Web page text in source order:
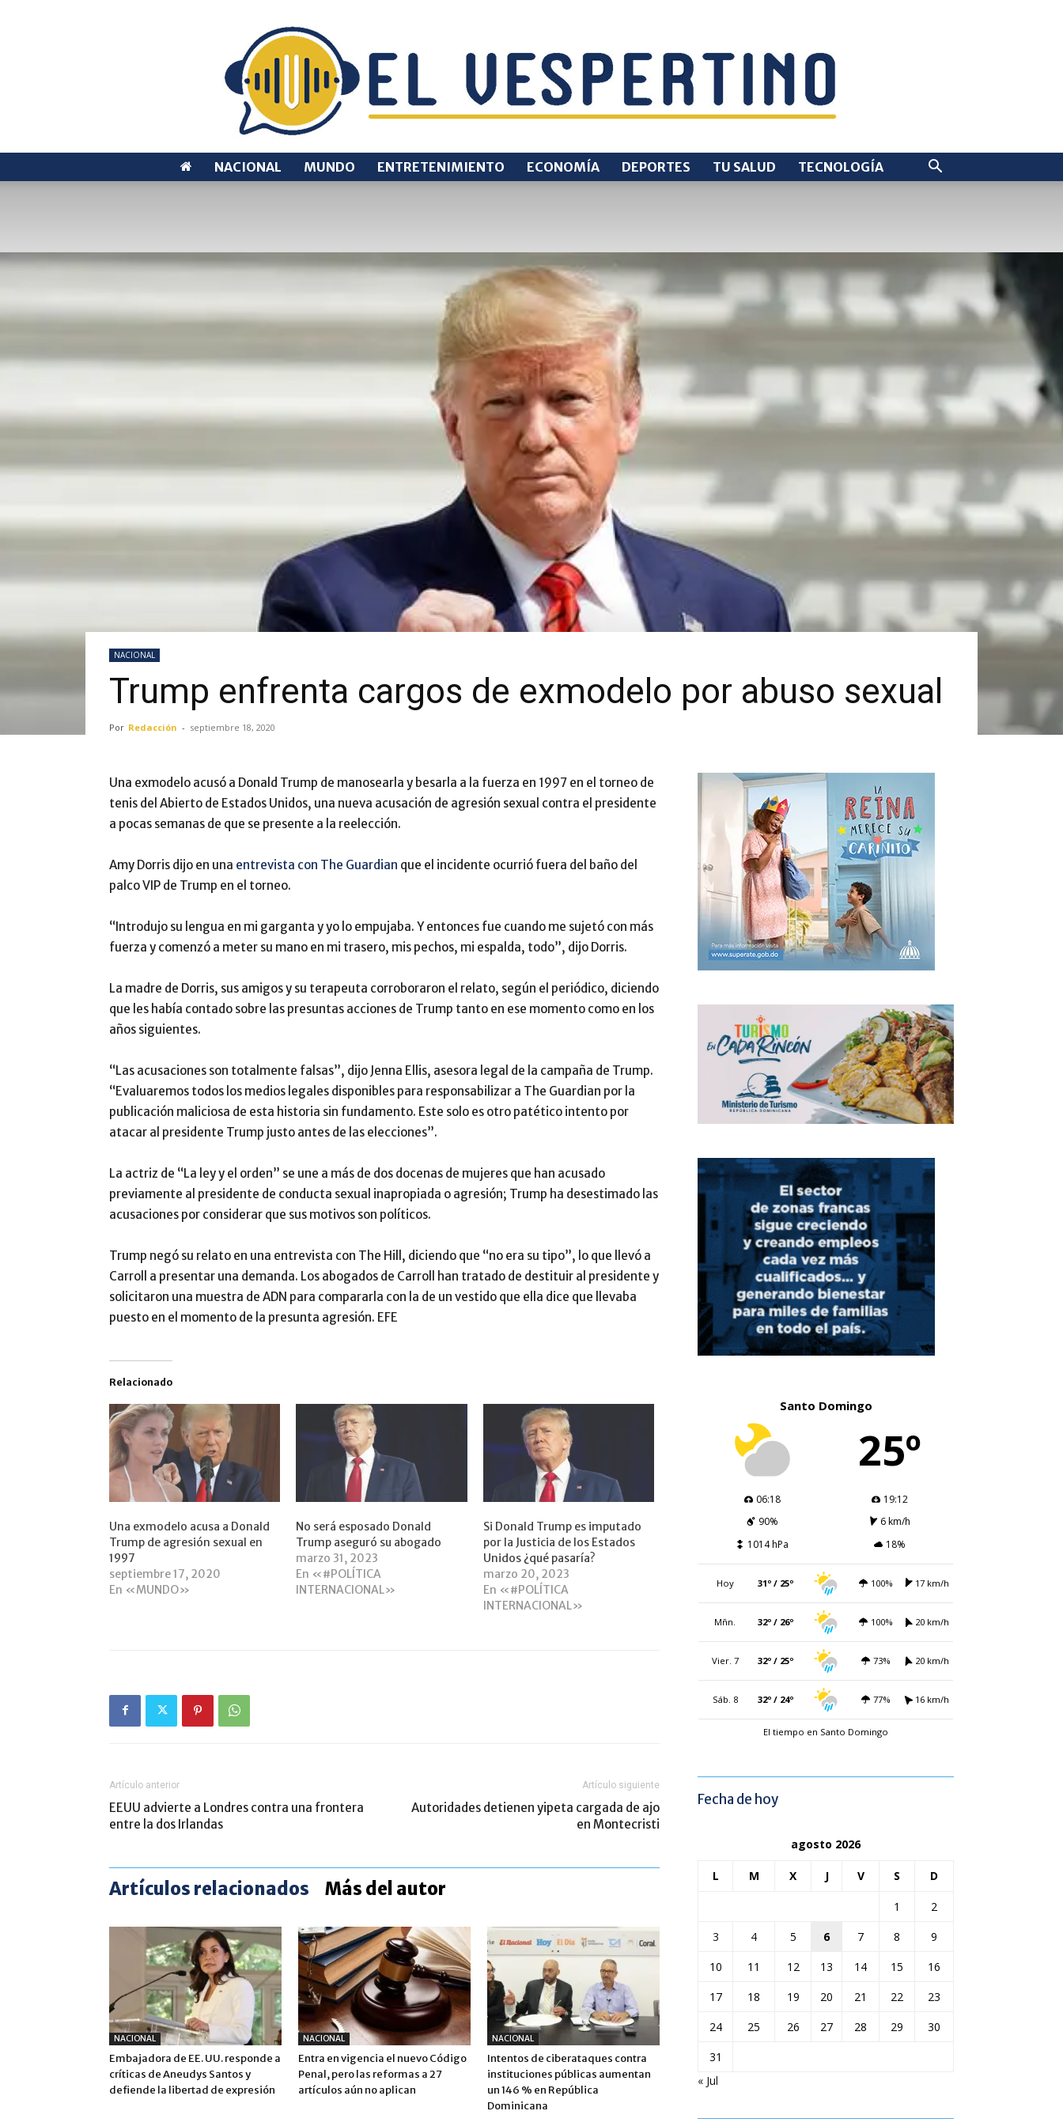
VESPERTINO
NACIONAL MUNDO ENTRETENIMIENTO ECONOMÍA DEPORTES TU SALUD TECNOLOGÍA
NACIONAL
Trump enfrenta cargos de exmodelo por abuso sexual
Por Redacción - septiembre 18, 2020
Una exmodelo acusó a Donald Trump de manosearla y besarla a la fuerza en 1997 en el torneo de
tenis del Abierto de Estados Unidos, una nueva acusación de agresión sexual contra el presidente
a pocas semanas de que se presente a la reelección.
Amy Dorris dijo en una entrevista con The Guardian que el incidente ocurrió fuera del baño del
palco VIP de Trump en el torneo.
“Introdujo su lengua en mi garganta y yo lo empujaba. Y entonces fue cuando me sujetó con más
fuerza y comenzó a meter su mano en mi trasero, mis pechos, mi espalda, todo”, dijo Dorris.
La madre de Dorris, sus amigos y su terapeuta corroboraron el relato, según el periódico, diciendo
que les había contado sobre las presuntas acciones de Trump tanto en ese momento como en los
años siguientes.
“Las acusaciones son totalmente falsas”, dijo Jenna Ellis, asesora legal de la campaña de Trump.
“Evaluaremos todos los medios legales disponibles para responsabilizar a The Guardian por la
publicación maliciosa de esta historia sin fundamento. Este solo es otro patético intento por
atacar al presidente Trump justo antes de las elecciones”.
La actriz de “La ley y el orden” se une a más de dos docenas de mujeres que han acusado
previamente al presidente de conducta sexual inapropiada o agresión; Trump ha desestimado las
acusaciones por considerar que sus motivos son políticos.
Trump negó su relato en una entrevista con The Hill, diciendo que “no era su tipo”, lo que llevó a
Carroll a presentar una demanda. Los abogados de Carroll han tratado de destituir al presidente y
solicitaron una muestra de ADN para compararla con la de un vestido que ella dice que llevaba
puesto en el momento de la presunta agresión. EFE
Relacionado
Una exmodelo acusa a Donald
Trump de agresión sexual en
1997
septiembre 17, 2020
En «MUNDO»
No será esposado Donald
Trump aseguró su abogado
marzo 31, 2023
En «#POLÍTICA
INTERNACIONAL»
Si Donald Trump es imputado
por la Justicia de los Estados
Unidos ¿qué pasaría?
marzo 20, 2023
En «#POLÍTICA
INTERNACIONAL»
Artículo anterior
EEUU advierte a Londres contra una frontera
entre la dos Irlandas
Artículo siguiente
Autoridades detienen yipeta cargada de ajo
en Montecristi
Artículos relacionados Más del autor
NACIONAL
Embajadora de EE. UU. responde a
críticas de Aneudys Santos y
defiende la libertad de expresión
NACIONAL
Entra en vigencia el nuevo Código
Penal, pero las reformas a 27
artículos aún no aplican
NACIONAL
Intentos de ciberataques contra
instituciones públicas aumentan
un 146 % en República
Dominicana
Santo Domingo
25º
06:18
19:12
90%
6 km/h
1014 hPa
18%
Hoy 31º / 25º 100% 17 km/h
Mñn. 32º / 26º 100% 20 km/h
Vier. 7 32º / 25º 73% 20 km/h
Sáb. 8 32º / 24º 77% 16 km/h
El tiempo en Santo Domingo
Fecha de hoy
agosto 2026
L M X J V S D
1
2
3
4 5 6 7 8
9
10
11 12 13 14 15
16
17
18 19 20 21 22
23
24
25 26 27 28 29
30
31
« Jul